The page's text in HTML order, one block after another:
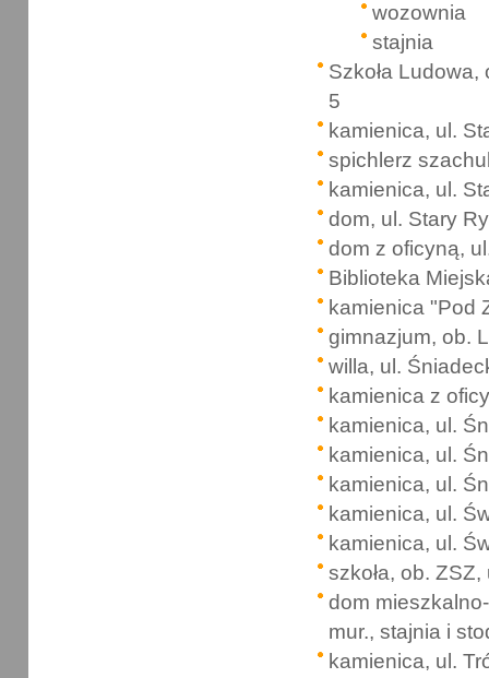
wozownia
stajnia
Szkoła
5
kamienica, ul.
spichlerz
kamienica, ul.
dom, ul. Stary
dom z oficyną,
Biblioteka
kamienica "Pod
gimnazjum, ob.
willa, ul.
kamienica z
kamienica, ul.
kamienica, ul.
kamienica, ul.
kamienica, ul.
kamienica, ul.
szkoła, ob.
dom
mur., stajnia i
kamienica, ul.